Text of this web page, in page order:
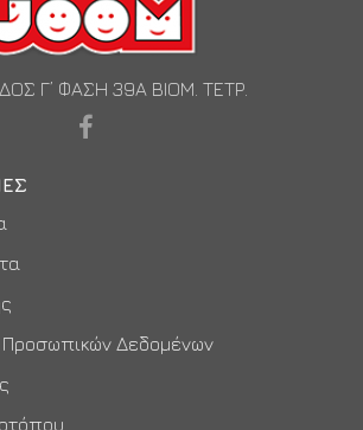
Γ’ ΦΑΣΗ 39Α ΒΙΟΜ. ΤΕΤΡ.
Δεδομένων